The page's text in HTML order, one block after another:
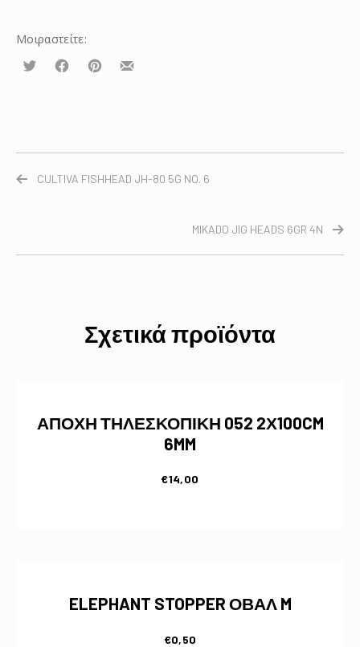
Μοιραστείτε:
Τουίτα ΜοιραστείτεΜοιραστείτεΜοιραστείτε
CULTIVA FISHHEAD JH-80 5G NO. 6
MIKADO JIG HEADS 6GR 4N
Σχετικά προϊόντα
ΑΠΟΧΗ ΤΗΛΕΣΚΟΠΙΚΗ 052 2Χ100CM
6MM
€14,00
ELEPHANT STOPPER ΟΒΑΛ M
€0,50